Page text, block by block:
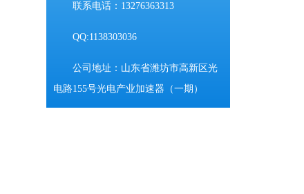
联系电话：13276363313
QQ:1138303036
公司地址：山东省潍坊市高新区光
电路155号光电产业加速器（一期）